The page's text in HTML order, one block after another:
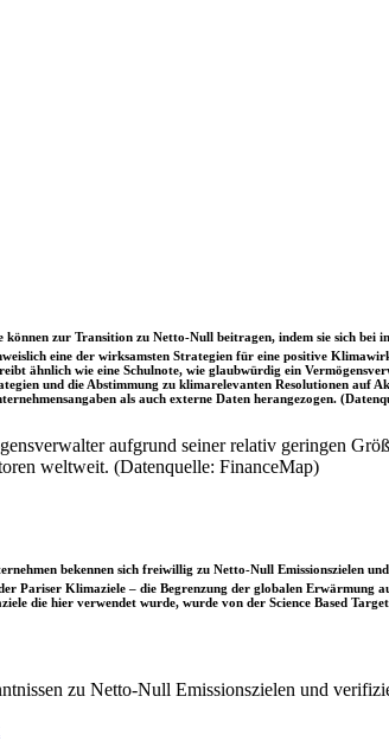
können zur Transition zu Netto-Null beitragen, indem sie sich
eine der wirksamsten Strategien für eine positive
ähnlich wie eine Schulnote, wie glaubwürdig ein
und die Abstimmung zu klimarelevanten Resolutionen
als auch externe Daten herangezogen.
aufgrund seiner relativ geringen
weltweit. (Datenquelle: FinanceMap)
bekennen sich freiwillig zu Netto-Null Emissionszielen
Pariser Klimaziele – die Begrenzung der globalen
die hier verwendet wurde, wurde von der Science Based
zu Netto-Null Emissionszielen und